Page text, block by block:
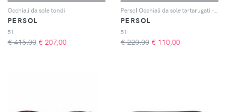
Occhiali da sole tondi
PERSOL
51
€ 415,00 € 207,00
PERSOL
51
€ 220,00 € 110,00